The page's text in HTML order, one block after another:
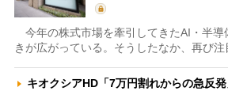
今年の株式市場を牽引してきたAI・半導
きが広がっている。そうしたなか、再び注
キオクシアHD「7万円割れからの急反